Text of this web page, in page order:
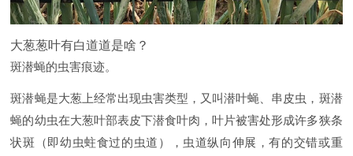
大葱葱叶有白道道是啥？
斑潜蝇的虫害痕迹。
斑潜蝇是大葱上经常出现虫害类型，又叫潜叶蝇、串皮虫，斑潜
蝇的幼虫在大葱叶部表皮下潜食叶肉，叶片被害处形成许多狭条
状斑（即幼虫蛀食过的虫道），虫道纵向伸展，有的交错或重